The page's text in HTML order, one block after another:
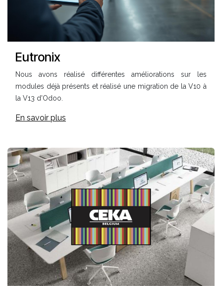
Eutronix
Nous avons réalisé différentes améliorations sur les
modules déjà présents et réalisé une migration de la V10 à
la V13 d'Odoo.
En savoir plus